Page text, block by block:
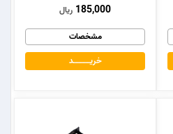
185,000 ریال
مشخصات
خریــــــــــــد